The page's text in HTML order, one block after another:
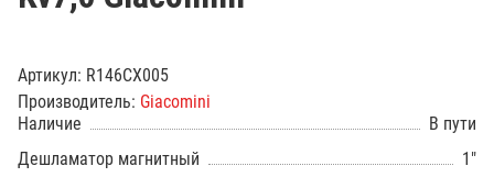
Артикул: R146CX005
Производитель: Giacomini
Наличие
В пути
Дешламатор магнитный
1"